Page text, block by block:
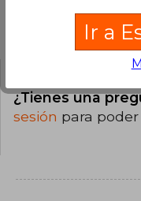
Preguntas y
¿Tienes una
sesión para
Ir a